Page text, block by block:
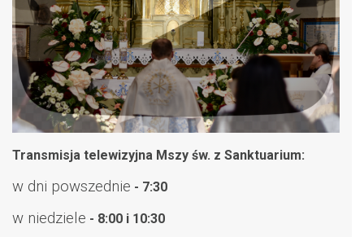
Transmisja telewizyjna Mszy św. z Sanktuarium:
w dni powszednie - 7:30
w niedziele - 8:00 i 10:30